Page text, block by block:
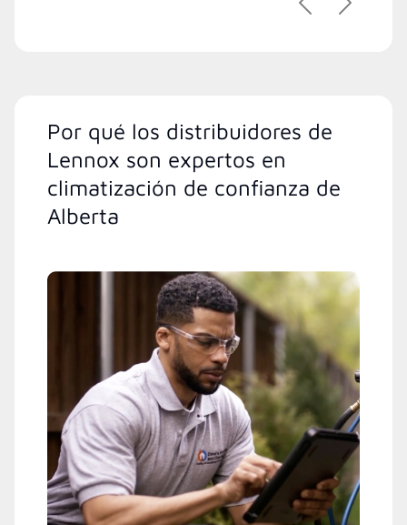
Anterior
Por qué los distribuidores de
Lennox son expertos en
climatización de confianza de
Alberta